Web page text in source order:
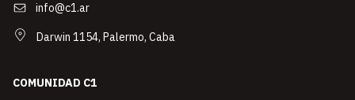
info@c1.ar
Darwin 1154, Palermo, Caba
COMUNIDAD C1